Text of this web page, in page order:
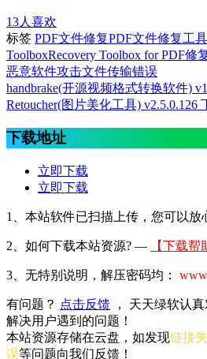
13人喜欢
标签 PDF文件修复PDF文件修复工具
ToolboxRecovery Toolbox for PDF修
恶意软件攻击文件传输错误
handbrake(开源视频格式转换软件)
Retoucher(图片美化工具) v2.5.0.126
下载地址
立即下载
立即下载
1、本站软件已扫描上传，您可以放
2、 如何下载本站资源? — 【下载帮
3、无特别说明，解压密码均：
有问题？ 点击反馈
， 天天绿软认
解决用户遇到的问题！
本站资源存储在云盘，如发现链接
误等问题向我们反馈！